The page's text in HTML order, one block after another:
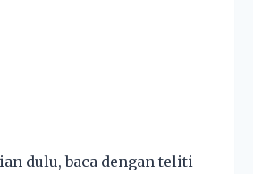
dulu, baca dengan teliti